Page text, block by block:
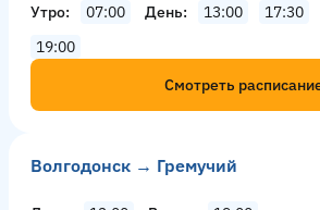
Утро 07:00 День 13:00 17:30
19:00
Смотреть
Волгодонск → Гремучий